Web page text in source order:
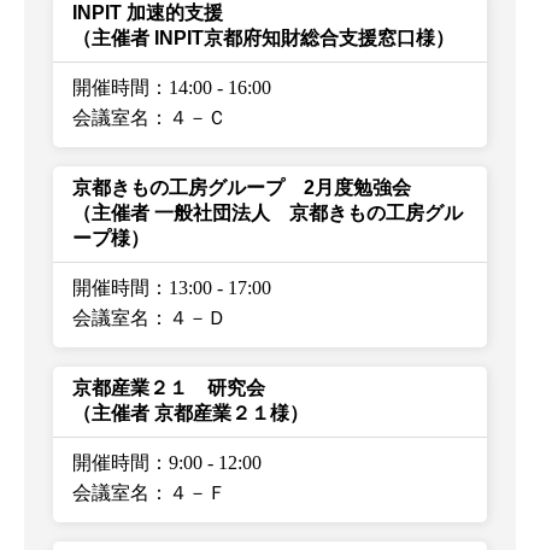
INPIT 加速的支援
（主催者 INPIT京都府知財総合支援窓口様）
開催時間：14:00 - 16:00
会議室名：４－Ｃ
京都きもの工房グループ 2月度勉強会
（主催者 一般社団法人 京都きもの工房グル
ープ様）
開催時間：13:00 - 17:00
会議室名：４－Ｄ
京都産業２１ 研究会
（主催者 京都産業２１様）
開催時間：9:00 - 12:00
会議室名：４－Ｆ